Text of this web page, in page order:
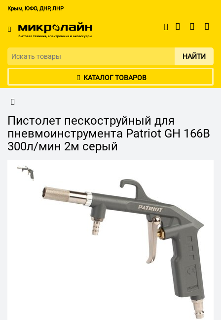
Крым, ЮФО, ДНР, ЛНР
НАЙТИ
КАТАЛОГ ТОВАРОВ
Пистолет пескоструйный для
пневмоинструмента Patriot GH 166B
300л/мин 2м серый